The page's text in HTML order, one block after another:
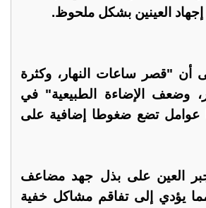
العينين بشكل ملحوظ.
أن "قصر ساعات النهار، وكثرة
وضعف الإضاءة الطبيعية" في
عوامل تضع ضغوطا إضافية على
العين على بذل جهد مضاعف
يؤدي إلى تفاقم مشاكل خفية